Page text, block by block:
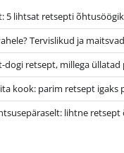
5 lihtsat retsepti
Tervislikud ja
dogi retsept, millega üllatad
kook: parim retsept igaks
lihtne